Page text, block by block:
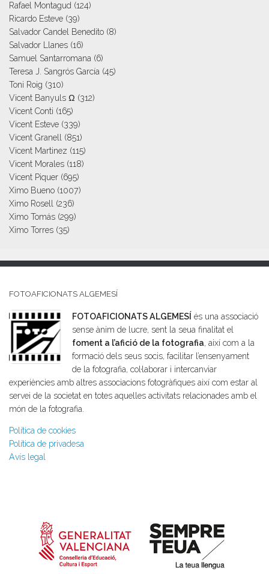
Rafael Montagud (124)
Ricardo Esteve (39)
Salvador Candel Benedito (8)
Salvador Llanes (16)
Samuel Santarromana (6)
Teresa J. Sangrós García (45)
Toni Roig (310)
Vicent Banyuls Ω (312)
Vicent Conti (165)
Vicent Esteve (339)
Vicent Granell (851)
Vicent Martinez (115)
Vicent Morales (118)
Vicent Piquer (695)
Ximo Bueno (1007)
Ximo Rosell (236)
Ximo Tomás (299)
Ximo Torres (35)
FOTOAFICIONATS ALGEMESÍ
FOTOAFICIONATS ALGEMESÍ és una associació
sense ànim de lucre, sent la seua finalitat el
foment a l’afició de la fotografia, així com a la
formació dels seus socis, facilitar l’ensenyament
de la fotografia, col·laborar i intercanviar
experiències amb altres associacions fotogràfiques així com estar al
servei de la societat en totes aquelles activitats relacionades amb el
món de la fotografia.
Política de cookies
Política de privadesa
Avís legal